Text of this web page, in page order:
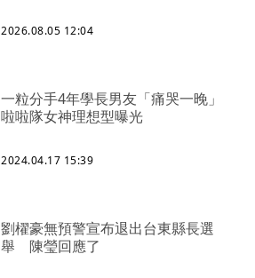
2026.08.05 12:04
一粒分手4年學長男友「痛哭一晚」
啦啦隊女神理想型曝光
2024.04.17 15:39
劉櫂豪無預警宣布退出台東縣長選
舉 陳瑩回應了